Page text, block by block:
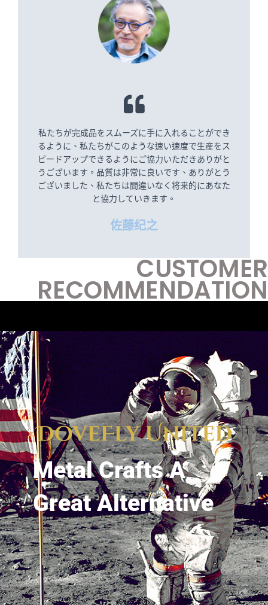
私たちが完成品をスムーズに手に入れることができ
るように、私たちがこのような速い速度で生産をス
ピードアップできるようにご協力いただきありがと
うございます。品質は非常に良いです、ありがとう
ございました、私たちは間違いなく将来的にあなた
と協力していきます。
佐藤纪之
CUSTOMER
RECOMMENDATION
Metal Crafts A
Great Alternative